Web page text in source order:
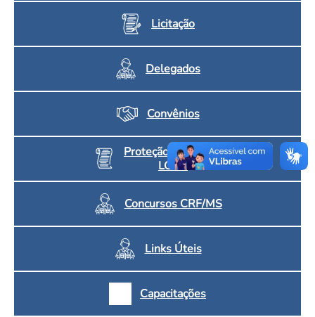
Licitação
Delegados
Convênios
Proteção de Dados
LGPD
Concursos CRF/MS
Links Úteis
Capacitações